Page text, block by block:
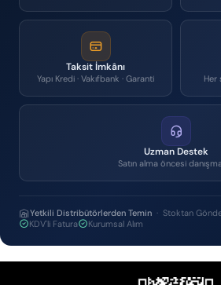
Taksit İmkânı
Yapı Kredi · Vakıfbank · Garanti Her
Uzman Destek
Satın alma öncesi
Yetkili Distribütörlerden Temin · Stoktan
KDV'li Fatura
Kurumsal Alım